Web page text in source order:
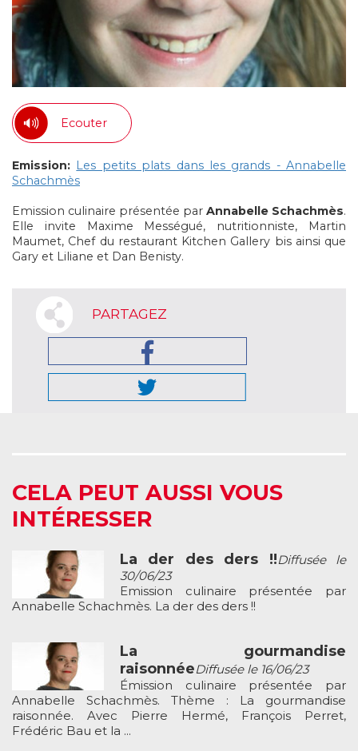
Ecouter
Emission: Les petits plats dans les grands - Annabelle
Schachmès
Emission culinaire présentée par Annabelle Schachmès.
Elle invite Maxime Mességué, nutritionniste, Martin
Maumet, Chef du restaurant Kitchen Gallery bis ainsi que
Gary et Liliane et Dan Benisty.
PARTAGEZ
CELA PEUT AUSSI VOUS
INTÉRESSER
La der des ders !!Diffusée le
30/06/23
Emission culinaire présentée par
Annabelle Schachmès. La der des ders !!
La gourmandise
raisonnéeDiffusée le 16/06/23
Émission culinaire présentée par
Annabelle Schachmès. Thème : La gourmandise
raisonnée. Avec Pierre Hermé, François Perret,
Frédéric Bau et la ...